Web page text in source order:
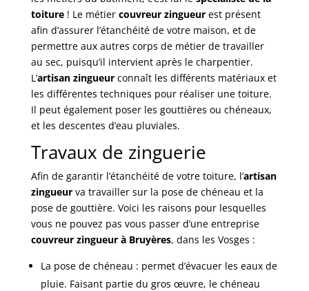
toiture! Le métier couvreur zingueurest présent
afin d’assurer l’étanchéité de votre maison, et de
permettre aux autres corps de métier de travailler
au sec, puisqu’il intervient après le charpentier.
L’artisan zingueurconnaît les différents matériaux et
les différentes techniques pour réaliser une toiture.
Il peut également poser les gouttières ou chéneaux,
et les descentes d’eau pluviales.
Travaux de zinguerie
Afin de garantir l’étanchéité de votre toiture, l’artisan
zingueurva travailler sur la pose de chéneau et la
pose de gouttière. Voici les raisons pour lesquelles
vous ne pouvez pas vous passer d’une entreprise
couvreur zingueur à Bruyères, dans les Vosges :
La pose de chéneau : permet d’évacuer les eaux de
pluie. Faisant partie du gros œuvre, le chéneau